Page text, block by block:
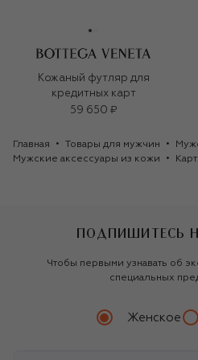
Кожаный футляр для
кредитных карт
59 650 ₽
Главная Товары для мужчин
Мужские аксессуары из кожи
ПОДПИШИТЕСЬ
Чтобы первыми узнавать об
специальных
Женское